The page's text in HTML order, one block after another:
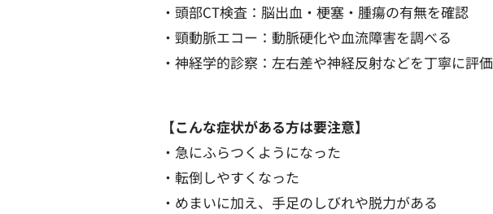
・頭部CT検査：脳出血・梗塞・腫瘍の有無を確認
・頸動脈エコー：動脈硬化や血流障害を調べる
・神経学的診察：左右差や神経反射などを丁寧に評価
【こんな症状がある方は要注意】
・急にふらつくようになった
・転倒しやすくなった
・めまいに加え、手足のしびれや脱力がある